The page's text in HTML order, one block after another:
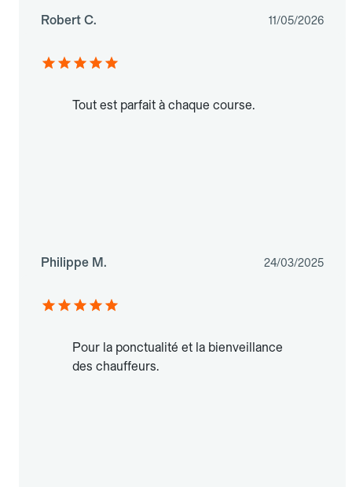
Robert C. 11/05/2026
Tout est parfait à chaque course.
Philippe M. 24/03/2025
Pour la ponctualité et la bienveillance
des chauffeurs.